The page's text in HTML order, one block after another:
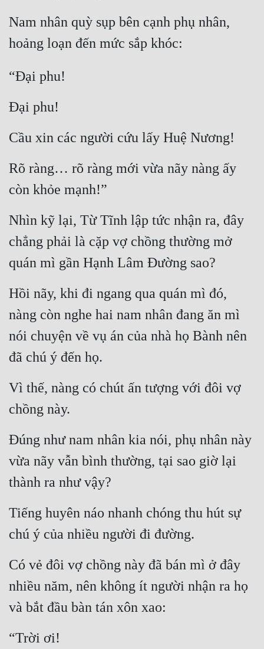
Kỳ Huyễn
Kỳ Ảo
Làm Giàu
Lịch Sử
Mưu Mô
Ngược
Nữ Cường
Phong Thủy - Tâm Linh
Phương Tây
Quân Sự
Sảng Văn
Sắc
Sủng
Thanh Xuân
Tiên Hiệp
Tiểu Thuyết
Trinh Thám
Triều Đấu
Trùng Sinh
Nam nhân quỳ sụp bên cạnh phụ nhân,
hoảng loạn đến mức sắp khóc:
“Đại phu!
Đại phu!
Cầu xin các người cứu lấy Huệ Nương!
Rõ ràng… rõ ràng mới vừa nãy nàng ấy
còn khỏe mạnh!”
Nhìn kỹ lại, Từ Tĩnh lập tức nhận ra, đây
chẳng phải là cặp vợ chồng thường mở
quán mì gần Hạnh Lâm Đường sao?
Hồi nãy, khi đi ngang qua quán mì đó,
nàng còn nghe hai nam nhân đang ăn mì
nói chuyện về vụ án của nhà họ Bành nên
đã chú ý đến họ.
Vì thế, nàng có chút ấn tượng với đôi vợ
chồng này.
Đúng như nam nhân kia nói, phụ nhân này
vừa nãy vẫn bình thường, tại sao giờ lại
thành ra như vậy?
Tiếng huyên náo nhanh chóng thu hút sự
chú ý của nhiều người đi đường.
Có vẻ đôi vợ chồng này đã bán mì ở đây
nhiều năm, nên không ít người nhận ra họ
và bắt đầu bàn tán xôn xao:
“Trời ơi!